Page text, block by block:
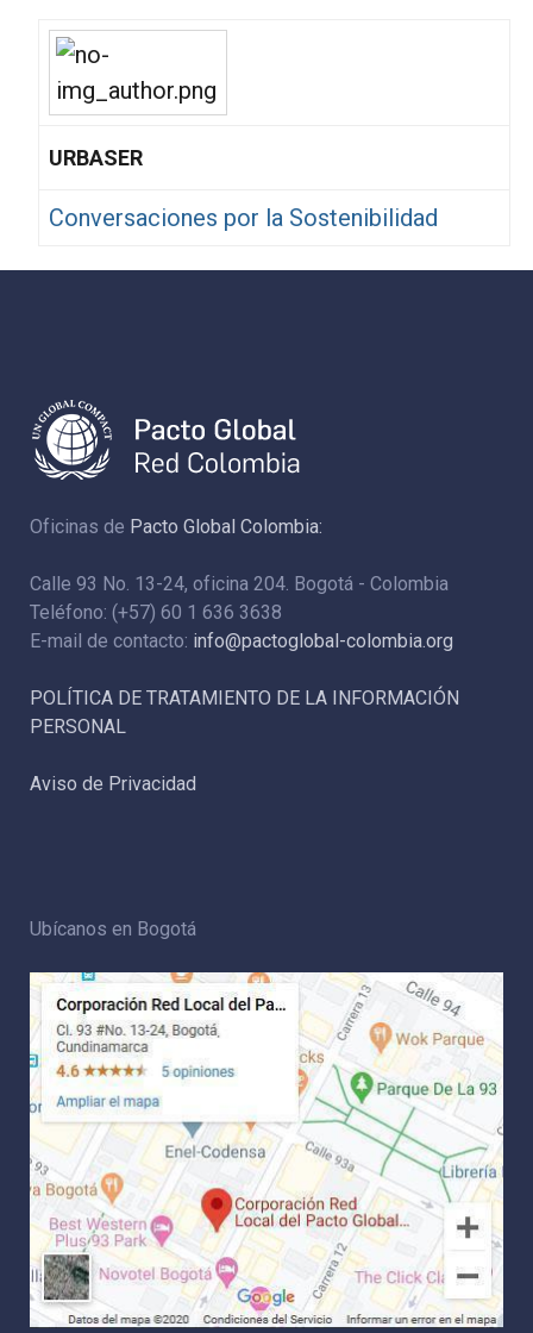
URBASER
Conversaciones por la Sostenibilidad
Oficinas de Pacto Global Colombia:
Calle 93 No. 13-24, oficina 204. Bogotá - Colombia
Teléfono: (+57) 60 1 636 3638
E-mail de contacto: info@pactoglobal-colombia.org
POLÍTICA DE TRATAMIENTO DE LA INFORMACIÓN
PERSONAL
Aviso de Privacidad
Ubícanos en Bogotá